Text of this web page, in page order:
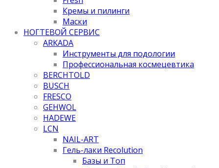
Кремы и пилинги
Маски
НОГТЕВОЙ СЕРВИС
ARKADA
Инструменты для подологии
Профессиональная космецевтика
BERCHTOLD
BUSCH
FRESCO
GEHWOL
HADEWE
LCN
NAIL-ART
Гель-лаки Recolution
Базы и Топ